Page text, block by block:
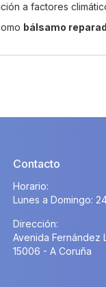
a factores
bálsamo
Contacto
Horario:
Lunes a Domingo:
Dirección:
Avenida Fernández
15006 - A Coruña